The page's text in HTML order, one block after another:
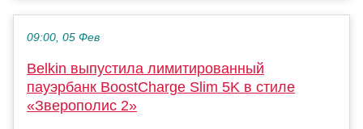
09:00, 05 Фев
Belkin выпустила лимитированный
пауэрбанк BoostCharge Slim 5K в стиле
«Зверополис 2»